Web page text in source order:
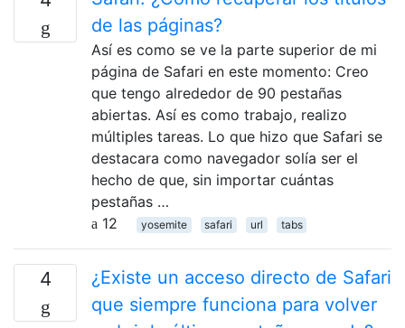
de las páginas?
Así es como se ve la parte superior de mi
página de Safari en este momento: Creo
que tengo alrededor de 90 pestañas
abiertas. Así es como trabajo, realizo
múltiples tareas. Lo que hizo que Safari se
destacara como navegador solía ser el
hecho de que, sin importar cuántas
pestañas …
12
yosemite safari url tabs
4
¿Existe un acceso directo de Safari
que siempre funciona para volver